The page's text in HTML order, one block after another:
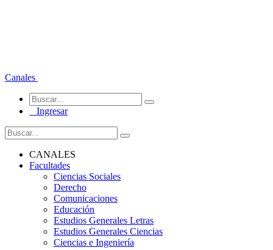
Canales
Ingresar
CANALES
Facultades
Ciencias Sociales
Derecho
Comunicaciones
Educación
Estudios Generales Letras
Estudios Generales Ciencias
Ciencias e Ingeniería